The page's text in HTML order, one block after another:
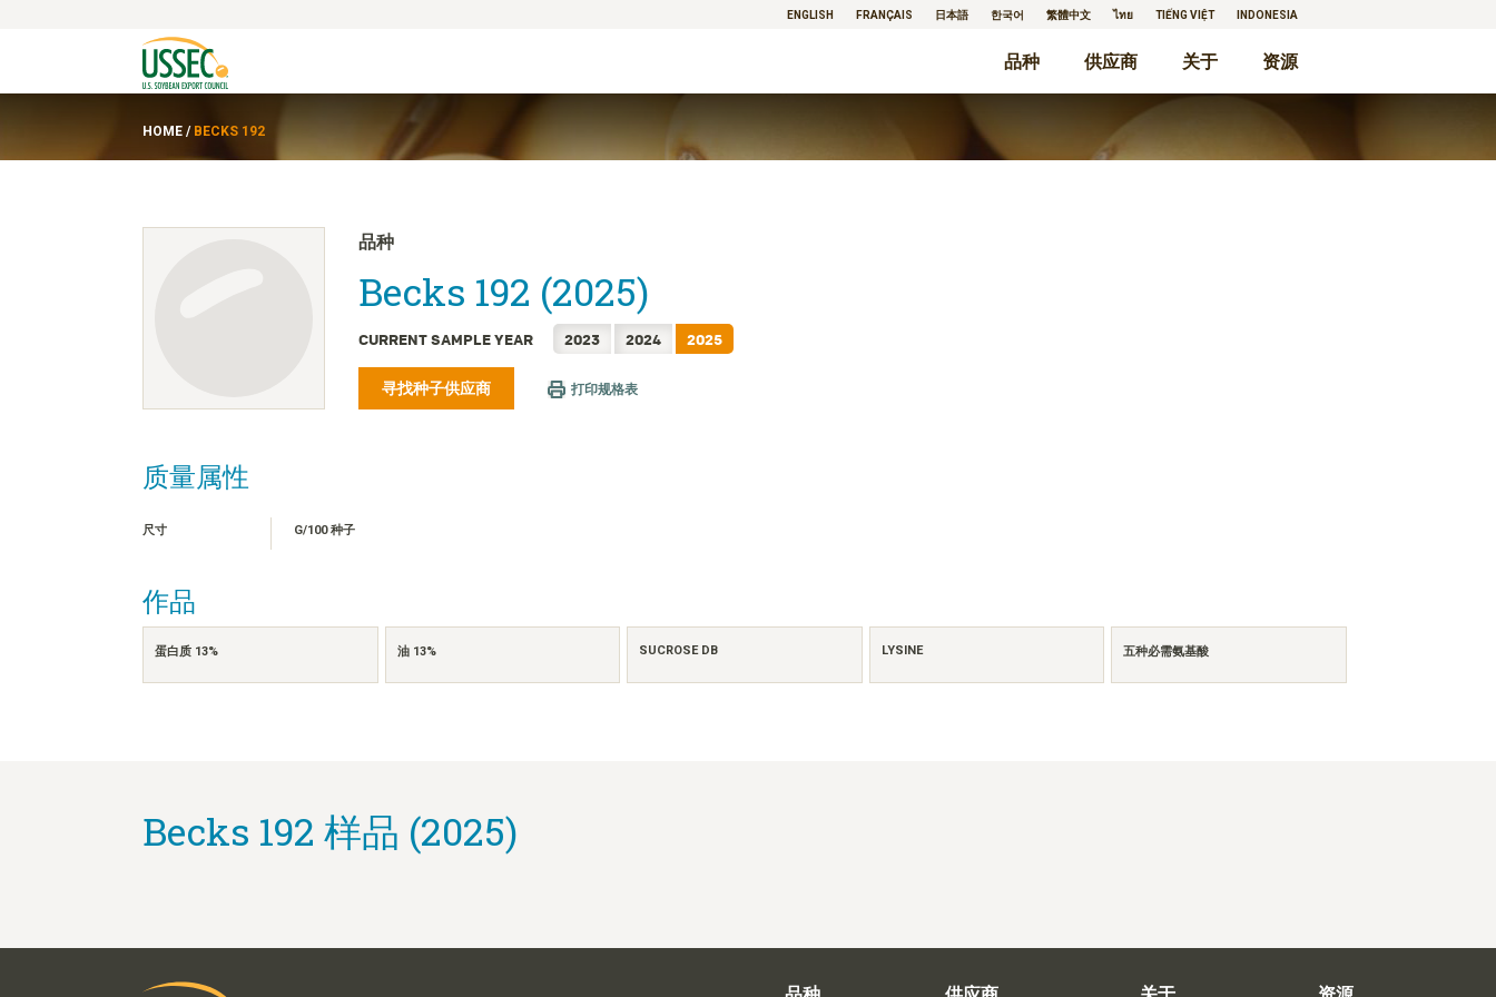
ENGLISH FRANÇAIS 日本語 한국어 繁體中文 ไทย TIẾNG VIỆT INDONESIA
品种 供应商 关于 资源
HOME / BECKS 192
品种
Becks 192 (2025)
CURRENT SAMPLE YEAR 2023 2024 2025
寻找种子供应商 打印规格表
质量属性
尺寸 G/100 种子
作品
蛋白质 13% 油 13% SUCROSE DB LYSINE 五种必需氨基酸
Becks 192 样品 (2025)